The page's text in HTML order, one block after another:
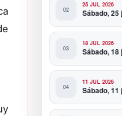
25 JUL 2026
Sábado, 25
18 JUL 2026
Sábado, 18
11 JUL 2026
Sábado, 11